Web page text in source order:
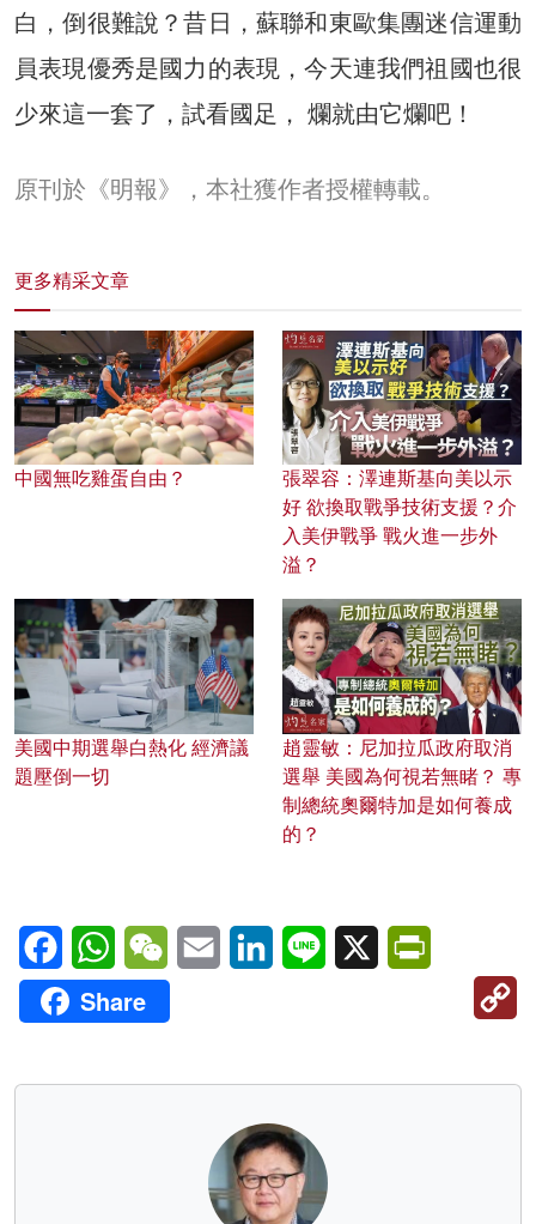
白，倒很難說？昔日，蘇聯和東歐集團迷信運動
員表現優秀是國力的表現，今天連我們祖國也很
少來這一套了，試看國足， 爛就由它爛吧！
原刊於《明報》，本社獲作者授權轉載。
更多精采文章
中國無吃雞蛋自由？
張翠容：澤連斯基向美以示
好 欲換取戰爭技術支援？介
入美伊戰爭 戰火進一步外
溢？
美國中期選舉白熱化 經濟議
題壓倒一切
趙靈敏：尼加拉瓜政府取消
選舉 美國為何視若無睹？ 專
制總統奧爾特加是如何養成
的？
FacebookWhatsAppWeChatEmail LinkedInLine X
Share